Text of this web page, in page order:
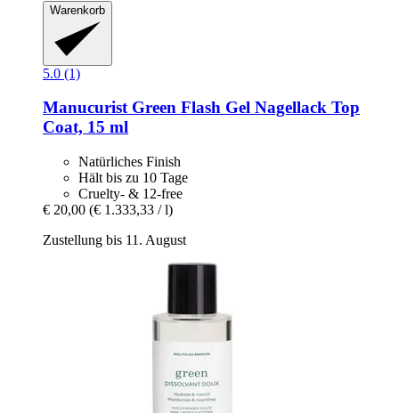
Warenkorb
5.0 (1)
ManucuristGreen Flash Gel Nagellack Top
Coat, 15 ml
Natürliches Finish
Hält bis zu 10 Tage
Cruelty- & 12-free
€ 20,00 (€ 1.333,33 / l)
Zustellung bis 11. August